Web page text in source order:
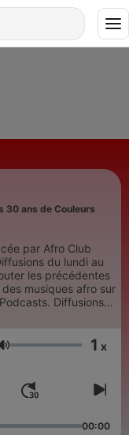
30 ans de Couleurs
par Afro Club
du lundi au
les précédentes
musiques afro sur
Diffusions
TU, du mardi au
Jogama-Andy.
Volume 1 x
00:00